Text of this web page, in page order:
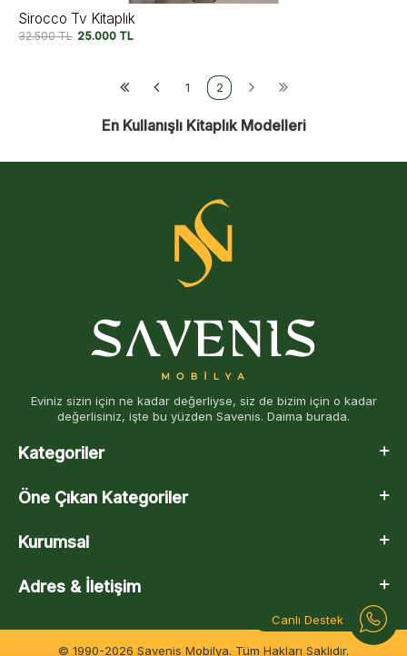
Canlı Destek
Sirocco Tv Kitaplık
32.500TL 25.000 TL
1 2
En Kullanışlı Kitaplık Modelleri
Eviniz sizin için ne kadar değerliyse, siz de bizim için o kadar
değerlisiniz, işte bu yüzden Savenis. Daima burada.
Kategoriler
Öne Çıkan Kategoriler
Kurumsal
Adres & İletişim
© 1990-2026 Savenis Mobilya. Tüm Hakları Saklıdır.